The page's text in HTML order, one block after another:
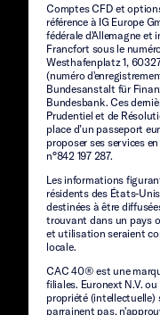
Comptes CFD et
référence à IG Europe
fédérale d'Allemagne et
Francfort sous le
Westhafenplatz 1,
(numéro
Bundesanstalt für
Bundesbank. Ces
Prudentiel et de
place d’un passeport
proposer ses services
n°842 197 287.
Les informations
résidents des États-
destinées à être
trouvant dans un pays
et utilisation seraient
locale.
CAC 40® est une
filiales. Euronext N.V.
propriété (intellectuelle)
parrainent pas,